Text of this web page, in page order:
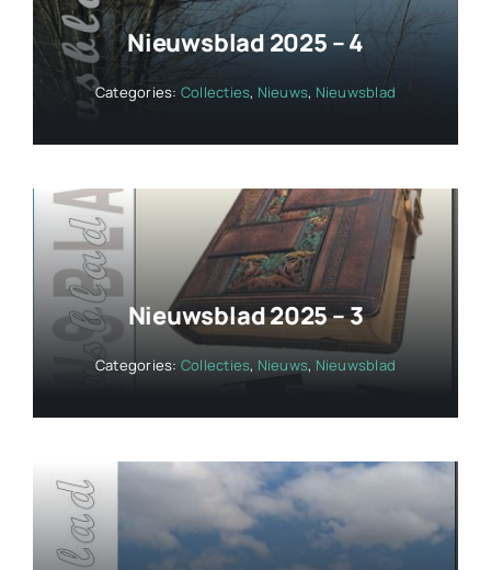
Nieuwsblad 2025 – 4
Categories: Collecties, Nieuws, Nieuwsblad
Nieuwsblad 2025 – 3
Categories: Collecties, Nieuws, Nieuwsblad